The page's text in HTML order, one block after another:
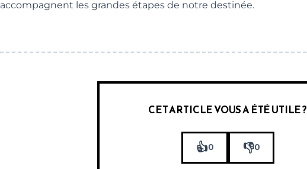
accompagnent les grandes étapes de notre destinée.
CET ARTICLE VOUS A ÉTÉ UTILE ?
👍0 👎0